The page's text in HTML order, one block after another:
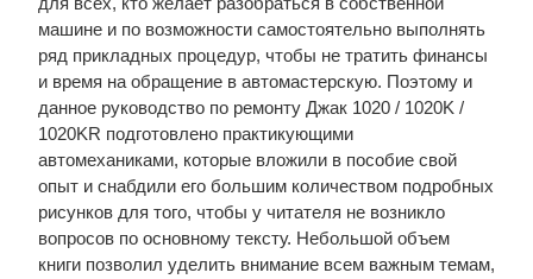
машине и по возможности самостоятельно выполнять
ряд прикладных процедур, чтобы не тратить финансы
и время на обращение в автомастерскую. Поэтому и
данное руководство по ремонту Джак 1020 / 1020K /
1020KR подготовлено практикующими
автомеханиками, которые вложили в пособие свой
опыт и снабдили его большим количеством подробных
рисунков для того, чтобы у читателя не возникло
вопросов по основному тексту. Небольшой объем
книги позволил уделить внимание всем важным темам,